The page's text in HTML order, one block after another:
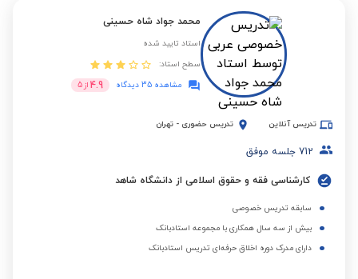
محمد جواد شاه حسینی
استاد تایید شده
سطح استاد:
مشاهده 35 دیدگاه
4.9 از 5
تدریس آنلاین تدریس حضوری - تهران
712 جلسه موفق
کارشناسی فقه و حقوق اسلامی از دانشگاه شاهد
سابقه تدریس خصوصی
بیش از سه سال همکاری با مجموعه استادبانک
دارای مدرک دوره اخلاق حرفه‌ای تدریس استادبانک